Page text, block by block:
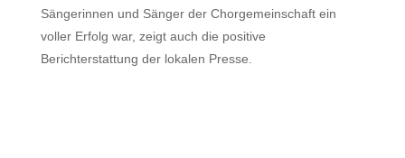
Sängerinnen und Sänger der Chorgemeinschaft ein
voller Erfolg war, zeigt auch die positive
Berichterstattung der lokalen Presse.